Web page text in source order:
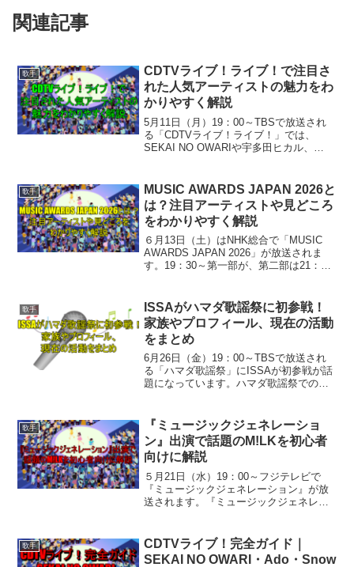
関連記事
歌手
CDTVライブ！ライブ！で注目さ
れた人気アーティストの魅力をわ
かりやすく解説
5月11日（月）19：00～TBSで放送され
る「CDTVライブ！ライブ！」では、
SEKAI NO OWARIや宇多田ヒカル、
この記事では、それぞれの魅力...
歌手
MUSIC AWARDS JAPAN 2026と
は？注目アーティストや見どころ
をわかりやすく解説
６月13日（土）はNHK総合で「MUSIC
AWARDS JAPAN 2026」が放送されま
す。19：30～第一部が、第二部は21：30
JAPANは日...
歌手
ISSAがハマダ歌謡祭に初参戦！
家族やプロフィール、現在の活動
をまとめ
6月26日（金）19：00～TBSで放送され
る「ハマダ歌謡祭」にISSAが初参戦が話
題になっています。ハマダ歌謡祭での初
PUMPのボーカルとして長年活躍する一
方...
歌手
『ミュージックジェネレーショ
ン』出演で話題のM!LKを初心者
向けに解説
５月21日（水）19：00～フジテレビで
『ミュージックジェネレーション』が放
送されます。『ミュージックジェネレー
けに、メンバーのプロフィールや人気
曲、昔と今の変化ま...
歌手
CDTVライブ！完全ガイド｜
SEKAI NO OWARI・Ado・Snow